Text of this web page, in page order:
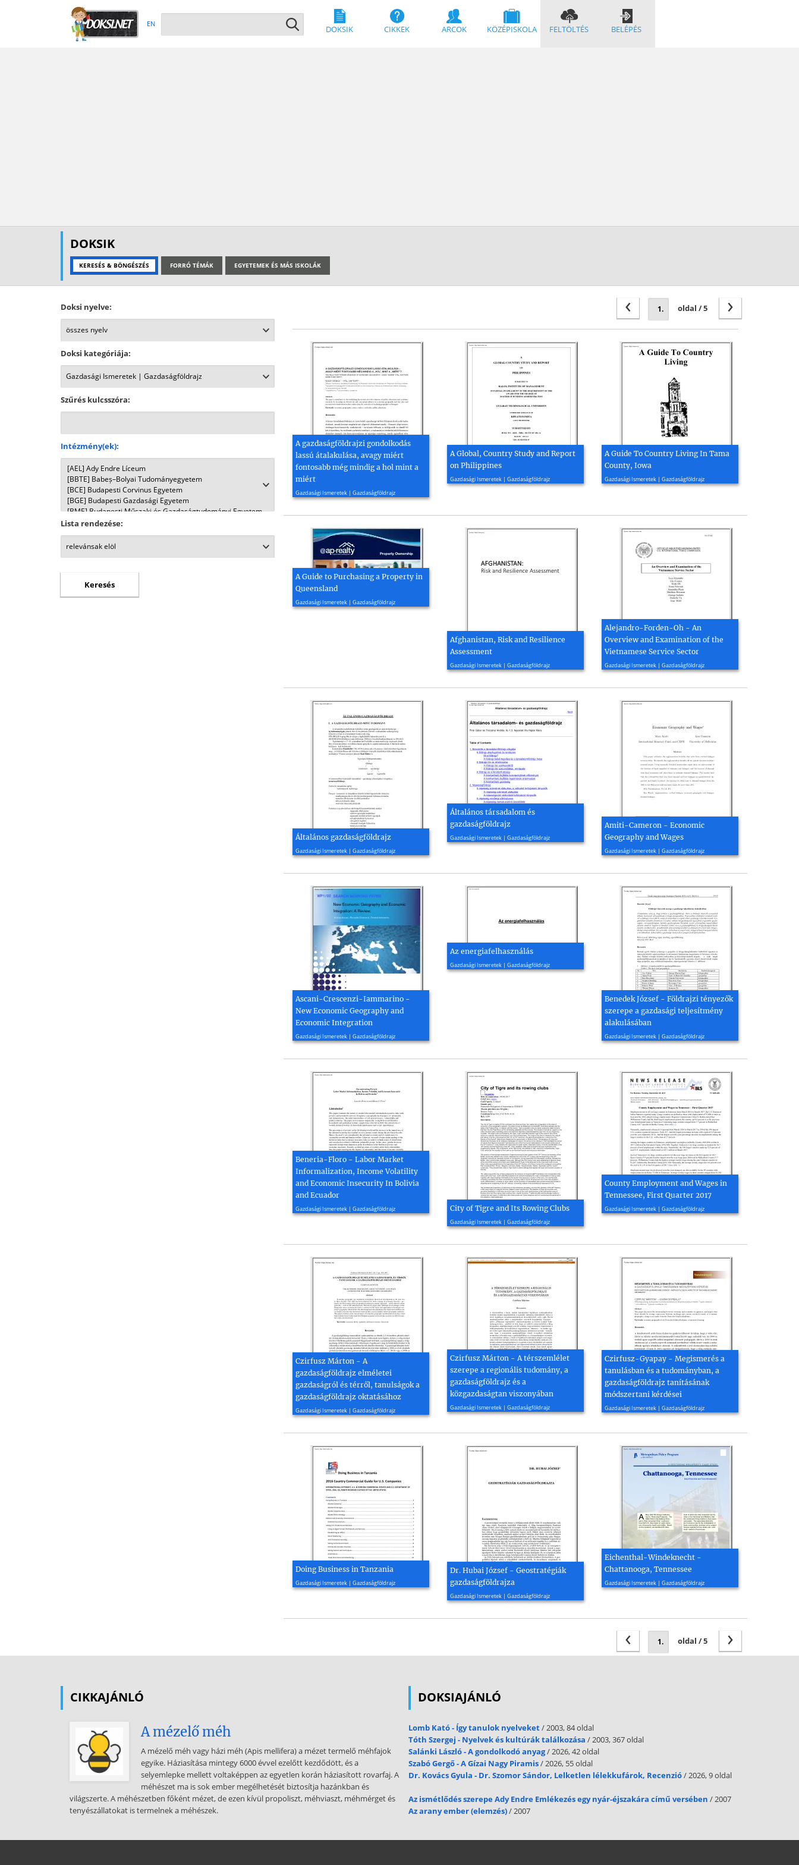
EN
DOKSIK CIKKEK ARCOK KÖZÉPISKOLA FELTÖLTÉS BELÉPÉS
DOKSIK
KERESÉS & BÖNGÉSZÉS FORRÓ TÉMÁK EGYETEMEK ÉS MÁS ISKOLÁK
Doksi nyelve:
Doksi kategóriája:
Szűrés kulcsszóra:
Intézmény(ek):
Lista rendezése:
›
oldal / 5
‹
A gazdaságföldrajzi gondolkodás
lassú átalakulása, avagy miért
fontosabb még mindig a hol mint a
miért
Gazdasági Ismeretek | Gazdaságföldrajz
2019, 25 oldal
A Global, Country Study and Report
on Philippines
Gazdasági Ismeretek | Gazdaságföldrajz
2013, 216 oldal
A Guide To Country Living In Tama
County, Iowa
Gazdasági Ismeretek | Gazdaságföldrajz
2001, 14 oldal
A Guide to Purchasing a Property in
Queensland
Gazdasági Ismeretek | Gazdaságföldrajz
2021, 36 oldal
Afghanistan, Risk and Resilience
Assessment
Gazdasági Ismeretek | Gazdaságföldrajz
2021, 20 oldal
Alejandro-Forden-Oh - An
Overview and Examination of the
Vietnamese Service Sector
Gazdasági Ismeretek | Gazdaságföldrajz
2012, 91 oldal
Általános gazdaságföldrajz
Gazdasági Ismeretek | Gazdaságföldrajz
2000, 38 oldal
Általános társadalom és
gazdaságföldrajz
Gazdasági Ismeretek | Gazdaságföldrajz
2015, 225 oldal
Amiti-Cameron - Economic
Geography and Wages
Gazdasági Ismeretek | Gazdaságföldrajz
2006, 47 oldal
Ascani-Crescenzi-Iammarino -
New Economic Geography and
Economic Integration
Gazdasági Ismeretek | Gazdaságföldrajz
2012, 25 oldal
Az energiafelhasználás
Gazdasági Ismeretek | Gazdaságföldrajz
2010, 31 oldal
Benedek József - Földrajzi tényezők
szerepe a gazdasági teljesítmény
alakulásában
Gazdasági Ismeretek | Gazdaságföldrajz
2021, 6 oldal
Beneria-Floro - Labor Market
Informalization, Income Volatility
and Economic Insecurity In Bolivia
and Ecuador
Gazdasági Ismeretek | Gazdaságföldrajz
2004, 48 oldal City of Tigre and Its Rowing Clubs
Gazdasági Ismeretek | Gazdaságföldrajz
2021, 6 oldal
County Employment and Wages in
Tennessee, First Quarter 2017
Gazdasági Ismeretek | Gazdaságföldrajz
2017, 9 oldal
Czirfusz Márton - A
gazdaságföldrajz elméletei
gazdaságról és térről, tanulságok a
gazdaságföldrajz oktatásához
Gazdasági Ismeretek | Gazdaságföldrajz
2017, 11 oldal
Czirfusz Márton - A térszemlélet
szerepe a regionális tudomány, a
gazdaságföldrajz és a
közgazdaságtan viszonyában
Gazdasági Ismeretek | Gazdaságföldrajz
2013, 8 oldal
Czirfusz-Gyapay - Megismerés a
tanulásban és a tudományban, a
gazdaságföldrajz tanításának
módszertani kérdései
Gazdasági Ismeretek | Gazdaságföldrajz
2018, 17 oldal
Doing Business in Tanzania
Gazdasági Ismeretek | Gazdaságföldrajz
2020, 71 oldal
Dr. Hubai József - Geostratégiák
gazdaságföldrajza
Gazdasági Ismeretek | Gazdaságföldrajz
2009, 11 oldal
Eichenthal-Windeknecht -
Chattanooga, Tennessee
Gazdasági Ismeretek | Gazdaságföldrajz
2008, 29 oldal
›
oldal / 5
‹
CIKKAJÁNLÓ
A mézelő méh
A mézelő méh vagy házi méh (Apis mellifera) a mézet termelő méhfajok
egyike. Háziasítása mintegy 6000 évvel ezelőtt kezdődött, és a
selyemlepke mellett voltaképpen az egyetlen korán háziasított rovarfaj. A
méhészet ma is sok ember megélhetését biztosítja hazánkban és
világszerte. A méhészetben főként mézet, de ezen kívül propoliszt, méhviaszt, méhmérget és
tenyészállatokat is termelnek a méhészek.
DOKSIAJÁNLÓ
Lomb Kató - Így tanulok nyelveket/ 2003, 84 oldal
Tóth Szergej - Nyelvek és kultúrák találkozása / 2003, 367 oldal
Salánki László - A gondolkodó anyag/ 2026, 42 oldal
Szabó Gergő - A Gízai Nagy Piramis/ 2026, 55 oldal
Dr. Kovács Gyula - Dr. Szomor Sándor, Lelketlen lélekkufárok, Recenzió/ 2026, 9 oldal
Az ismétlődés szerepe Ady Endre Emlékezés egy nyár-éjszakára című versében / 2007
Az arany ember (elemzés)/ 2007